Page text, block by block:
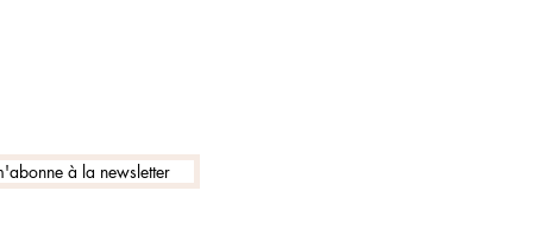
à la newsletter